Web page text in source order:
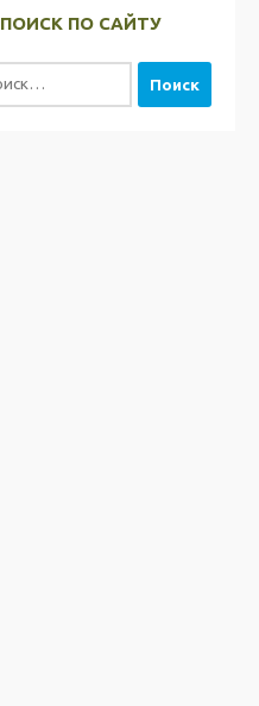
ПОИСК ПО САЙТУ